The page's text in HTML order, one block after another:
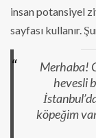
insan potansiyel
sayfası kullanır.
Merhaba!
hevesli
köpeğim